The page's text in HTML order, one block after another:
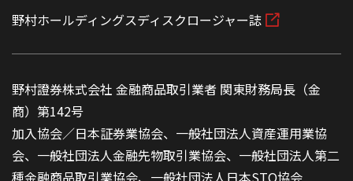
野村ホールディングスディスクロージャー誌
野村證券株式会社 金融商品取引業者 関東財務局長（金
商）第142号
加入協会／日本証券業協会、一般社団法人資産運用業協
会、一般社団法人金融先物取引業協会、一般社団法人第二